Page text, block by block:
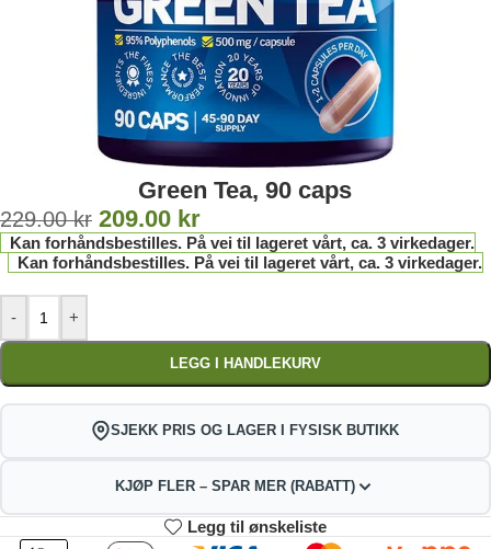
Green Tea, 90 caps
229.00kr 209.00 kr
Kan forhåndsbestilles. På vei til lageret vårt, ca. 3 virkedager.
Kan forhåndsbestilles. På vei til lageret vårt, ca. 3 virkedager.
- +
LEGG I HANDLEKURV
SJEKK PRIS OG LAGER I FYSISK BUTIKK
KJØP FLER – SPAR MER (RABATT)
2 3-4
Legg til ønskeliste